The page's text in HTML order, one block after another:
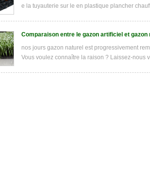
e la tuyauterie sur le en plastique plancher
Comparaison entre le gazon artificiel et gazon
nos jours gazon naturel est progressivement
Vous voulez connaître la raison ? Laissez-nous